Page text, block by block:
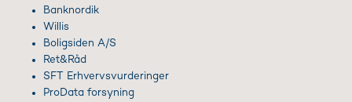
Banknordik
Willis
Boligsiden A/S
Ret&Råd
SFT Erhvervsvurderinger
ProData forsyning